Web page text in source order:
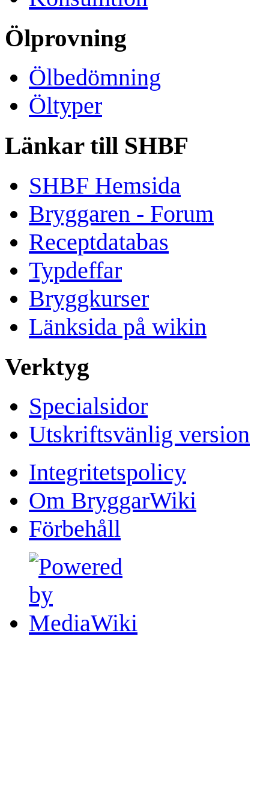
Ölprovning
Ölbedömning
Öltyper
Länkar till SHBF
SHBF Hemsida
Bryggaren - Forum
Receptdatabas
Typdeffar
Bryggkurser
Länksida på wikin
Verktyg
Specialsidor
Utskriftsvänlig version
Integritetspolicy
Om BryggarWiki
Förbehåll